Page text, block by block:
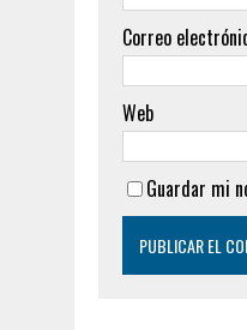
Correo
Web
Guardar mi